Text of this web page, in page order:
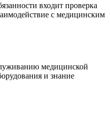
входит проверка
с медицинским
медицинской
и знание